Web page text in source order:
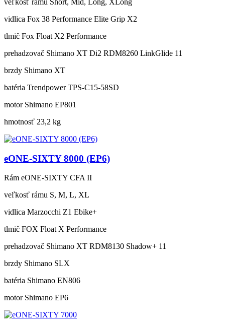
veľkosť rámu Short, Mid, Long, XLong
vidlica Fox 38 Performance Elite Grip X2
tlmič Fox Float X2 Performance
prehadzovač Shimano XT Di2 RDM8260 LinkGlide 11
brzdy Shimano XT
batéria Trendpower TPS-C15-58SD
motor Shimano EP801
hmotnosť 23,2 kg
eONE-SIXTY 8000 (EP6)
Rám eONE-SIXTY CFA II
veľkosť rámu S, M, L, XL
vidlica Marzocchi Z1 Ebike+
tlmič FOX Float X Performance
prehadzovač Shimano XT RDM8130 Shadow+ 11
brzdy Shimano SLX
batéria Shimano EN806
motor Shimano EP6